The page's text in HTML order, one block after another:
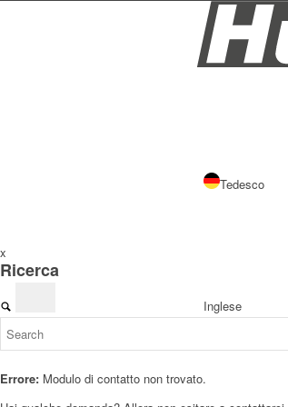
Tedesco
Inglese
x
Ricerca
Errore: Modulo di contatto non trovato.